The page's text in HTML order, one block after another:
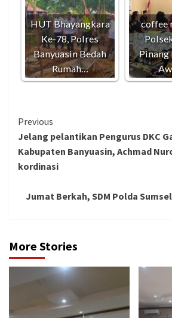
HUT Bhayangkara
Ke-78, Polres
Banyuasin Bedah
Rumah…
­coffee
Pinang
Continue
Reading
Previous
Jelang pelantikan Pengurus DKC
Kabupaten Banyuasin, Achmad
kordinasi
Jumat Berkah, SDM Polda
More Stories